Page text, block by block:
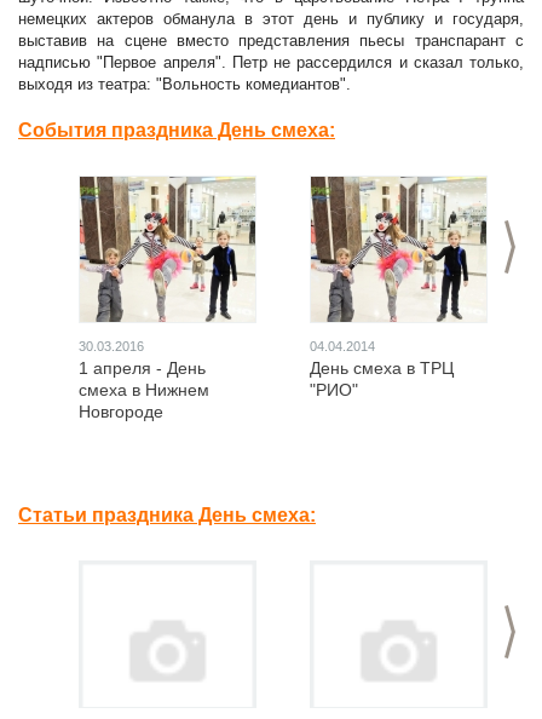
немецких актеров обманула в этот день и публику и государя,
выставив на сцене вместо представления пьесы транспарант с
надписью "Первое апреля". Петр не рассердился и сказал только,
выходя из театра: "Вольность комедиантов".
События праздника День смеха:
>
30.03.2016
1 апреля - День
смеха в Нижнем
Новгороде
04.04.2014
День смеха в ТРЦ
"РИО"
Статьи праздника День смеха:
>